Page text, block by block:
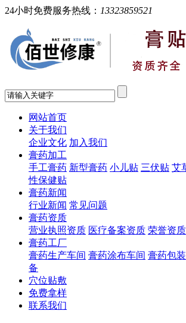
24小时免费服务热线： 13323859521
网站首页
关于我们
企业文化 加入我们
膏药加工
手工膏药 新型膏药 小儿贴 三伏贴 艾
性保健贴
膏药新闻
行业新闻 常见问题
膏药资质
营业执照资质 医疗备案资质 荣誉资
膏药工厂
膏药生产车间 膏药涂布车间 膏药包
备
穴位贴敷
免费拿样
联系我们